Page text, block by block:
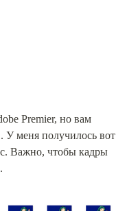
Premier, но вам
У меня получилось вот
Важно, чтобы кадры